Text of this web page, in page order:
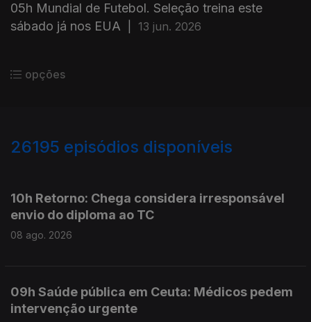
05h Mundial de Futebol. Seleção treina este
sábado já nos EUA
13 jun. 2026
opções
26195 episódios disponíveis
10h Retorno: Chega considera irresponsável
envio do diploma ao TC
08 ago. 2026
09h Saúde pública em Ceuta: Médicos pedem
intervenção urgente